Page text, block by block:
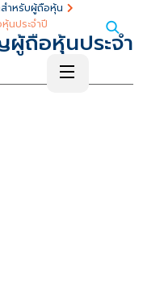
ำหรับผู้ถือหุ้น
นประจำปี
ผู้ถือหุ้นประจำ